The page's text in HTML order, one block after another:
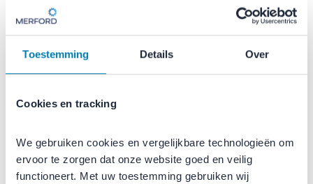
Toestemming Details Over
Cookies en tracking
We gebruiken cookies en vergelijkbare technologieën om
ervoor te zorgen dat onze website goed en veilig
functioneert. Met uw toestemming gebruiken wij
Merfisol
glasvezellaag.